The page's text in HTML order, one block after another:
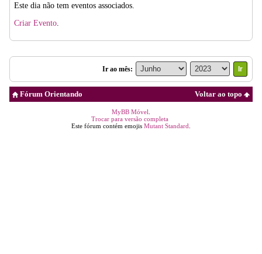
Este dia não tem eventos associados.
Criar Evento
Ir ao mês:
Voltar ao topo
Fórum Orientando
MyBB Móvel
Trocar para versão completa
Este fórum contém emojis Mutant Standard